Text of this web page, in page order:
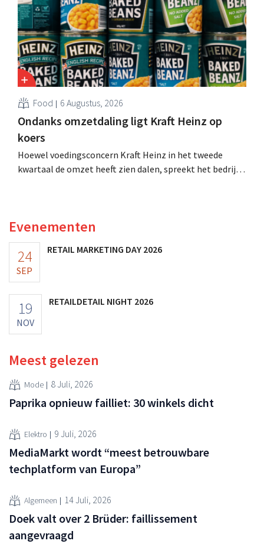
Food 6 Augustus, 2026
Ondanks omzetdaling ligt Kraft Heinz op
koers
Hoewel voedingsconcern Kraft Heinz in het tweede
kwartaal de omzet heeft zien dalen, spreekt het bedrijf
Evenementen
24
SEP
RETAIL MARKETING DAY 2026
19
NOV
RETAILDETAIL NIGHT 2026
Meest gelezen
Mode 8 Juli, 2026
Paprika opnieuw failliet: 30 winkels dicht
Elektro 9 Juli, 2026
MediaMarkt wordt “meest betrouwbare
techplatform van Europa”
Algemeen 14 Juli, 2026
Doek valt over 2 Brüder: faillissement
aangevraagd